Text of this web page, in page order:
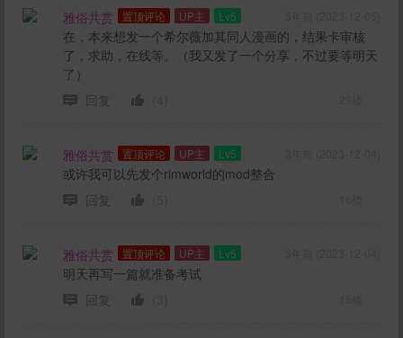
雅俗共赏 置顶评论 UP主 Lv5
在，本来想发一个希尔薇加其同人漫画的，结果卡审核
了，求助，在线等。（我又发了一个分享，不过要等明天
了）
回复
雅俗共赏 置顶评论 UP主 Lv5
或许我可以先发个rimworld的mod整合
回复
雅俗共赏 置顶评论 UP主 Lv5
明天再写一篇就准备考试
回复